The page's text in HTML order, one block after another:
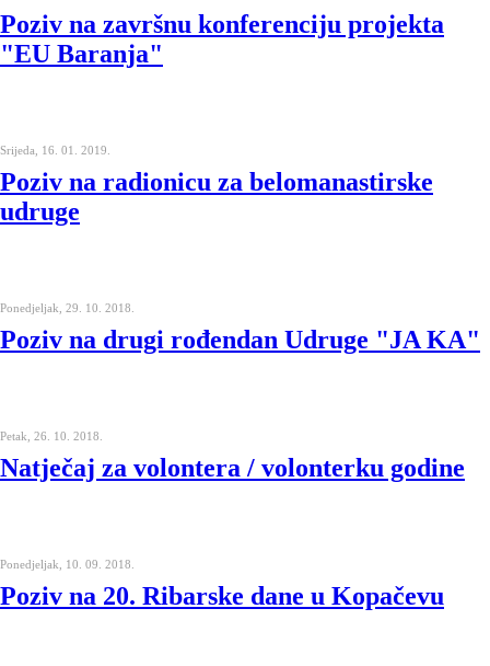
Poziv na završnu konferenciju projekta
"EU Baranja"
Srijeda, 16. 01. 2019.
Poziv na radionicu za belomanastirske
udruge
Ponedjeljak, 29. 10. 2018.
Poziv na drugi rođendan Udruge "JA KA"
Petak, 26. 10. 2018.
Natječaj za volontera / volonterku godine
Ponedjeljak, 10. 09. 2018.
Poziv na 20. Ribarske dane u Kopačevu